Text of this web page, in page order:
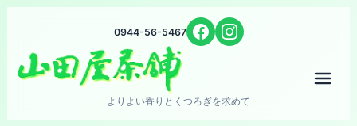
0944-56-5467
よりよい香りとくつろぎを求めて